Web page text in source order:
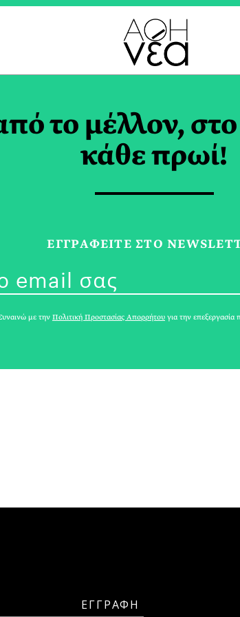
4η
ΓΙΩΡΓΟΣ
το μέλλον,
κάθε πρωί!
ΕΓΓPΑΦΕΙΤΕ ΣΤΟ
με τηνΠολιτική Προστασίας Απορρήτου για την